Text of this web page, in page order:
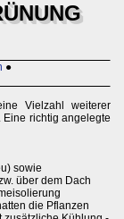
●
Vielzahl weiterer
richtig angelegte
sowie
über dem Dach
die Pflanzen